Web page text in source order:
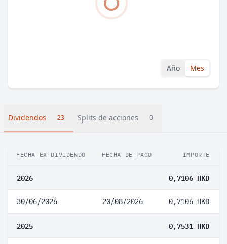
Año Mes
Dividendos 23 Splits de acciones 0
FECHA EX-DIVIDENDO FECHA DE PAGO IMPORTE
2026 0,7106 HKD
30/06/2026 20/08/2026 0,7106 HKD
2025 0,7531 HKD